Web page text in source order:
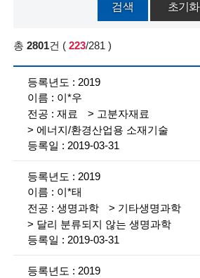
r
e
d
c
i
e
t
i
s
검색 초기화
총 2801건 ( 223/281 )
설
2019
이*우
재료
고분자재료
에너지/환경산업용 소재기술
2019-03-31
2019
이*태
생명과학
기타생명과학
달리 분류되지 않는 생명과학
2019-03-31
2019